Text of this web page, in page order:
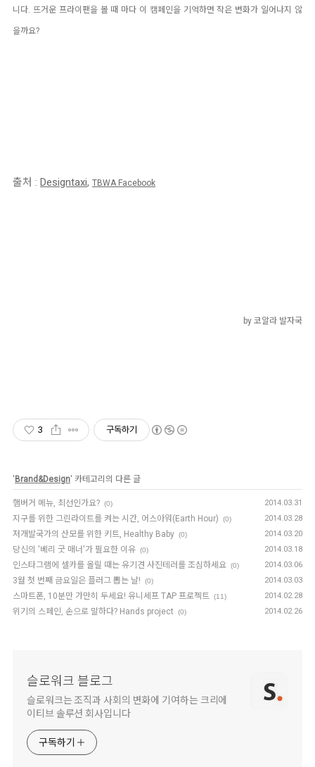
니다. 뜨거운 프라이팬을 볼 때 마다 이 캠페인을 기억하면 작은 변화가 일어나지 않
을까요?
출처 : Designtaxi, TBWA Facebook
by 코알라 발자국
3 구독하기
'Brand&Design' 카테고리의 다른 글
햄버거 메뉴, 최선인가요? (0) 2014.03.31
지구를 위한 그린라이트를 켜는 시간, 어스아워(Earth Hour) (0) 2014.03.28
저개발국가의 산모를 위한 키트, Healthy Baby (0) 2014.03.20
당신의 '베리 굿 매너'가 필요한 이유 (0) 2014.03.18
인스타그램에 셀카를 올릴 때는 유기견 사진테러를 조심하세요 (0) 2014.03.06
3월 첫 번째 금요일은 플러그 뽑는 날! (0) 2014.03.03
스마트폰, 10분만 가만히 두세요! 유니세프 TAP 프로젝트 (11) 2014.02.28
위기의 스페인, 손으로 말하다? Hands project (0) 2014.02.26
슬로워크 블로그
슬로워크는 조직과 사회의 변화에 기여하는 크리에
이티브 솔루션 회사입니다
구독하기